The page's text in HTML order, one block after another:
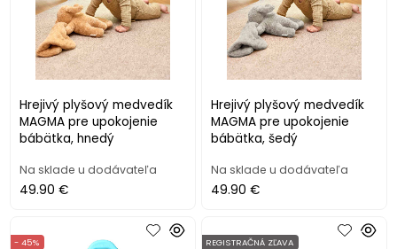
Hrejivý plyšový medvedík
MAGMA pre upokojenie
bábätka, hnedý
Na sklade u dodávateľa
49.90 €
Hrejivý plyšový medvedík
MAGMA pre upokojenie
bábätka, šedý
Na sklade u dodávateľa
49.90 €
- 45%
REGISTRAČNÁ ZĽAVA